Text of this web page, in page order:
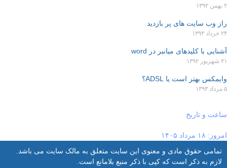
۲ بهمن ۱۳۹۲
راز وب سایت های پر بازدید
۲۴ خرداد ۱۳۹۳
آشنایی با کلیدهای ميانبر در word
۲۱ شهریور ۱۳۹۲
وایمکس بهتر است یا ADSL؟
۵ مرداد ۱۳۹۳
ساعت و تاریخ
امروز: ۱۸ مرداد ۱۴۰۵
تمامی حقوق مادی و معنوی این سایت متعلق به مالک سایت می باشد.
لازم به ذکر است که کپی با ذکر منبع بلامانع است.